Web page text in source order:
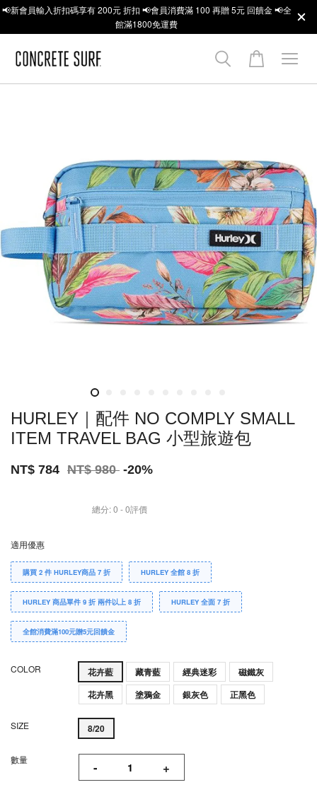
📢新會員輸入折扣碼享有 200元 折扣 📢會員消費滿 100 再贈 5元 回饋金 📢全
館滿1800免運費
HURLEY｜配件 NO COMPLY SMALL
ITEM TRAVEL BAG 小型旅遊包
NT$ 784 NT$ 980 -20%
總分:0 -0評價
適用優惠
購買 2 件 HURLEY商品 7 折 HURLEY 全館 8 折
HURLEY 商品單件 9 折 兩件以上 8 折 HURLEY 全面 7 折
全館消費滿100元贈5元回饋金
COLOR 花卉藍 藏青藍 經典迷彩
磁鐵灰
花卉黑
塗鴉金 銀灰色 正黑色
SIZE 8/20
數量 - +